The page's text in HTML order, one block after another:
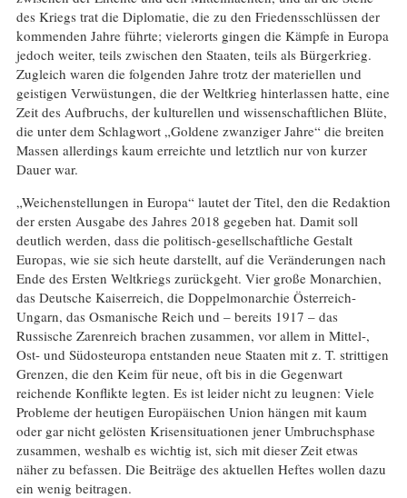
des Kriegs trat die Diplomatie, die zu den Friedensschlüssen der
kommenden Jahre führte; vielerorts gingen die Kämpfe in Europa
jedoch weiter, teils zwischen den Staaten, teils als Bürgerkrieg.
Zugleich waren die folgenden Jahre trotz der materiellen und
geistigen Verwüstungen, die der Weltkrieg hinterlassen hatte, eine
Zeit des Aufbruchs, der kulturellen und wissenschaftlichen Blüte,
die unter dem Schlagwort „Goldene zwanziger Jahre“ die breiten
Massen allerdings kaum erreichte und letztlich nur von kurzer
Dauer war.
„Weichenstellungen in Europa“ lautet der Titel, den die Redaktion
der ersten Ausgabe des Jahres 2018 gegeben hat. Damit soll
deutlich werden, dass die politisch-gesellschaftliche Gestalt
Europas, wie sie sich heute darstellt, auf die Veränderungen nach
Ende des Ersten Weltkriegs zurückgeht. Vier große Monarchien,
das Deutsche Kaiserreich, die Doppelmonarchie Österreich-
Ungarn, das Osmanische Reich und – bereits 1917 – das
Russische Zarenreich brachen zusammen, vor allem in Mittel-,
Ost- und Südosteuropa entstanden neue Staaten mit z. T. strittigen
Grenzen, die den Keim für neue, oft bis in die Gegenwart
reichende Konflikte legten. Es ist leider nicht zu leugnen: Viele
Probleme der heutigen Europäischen Union hängen mit kaum
oder gar nicht gelösten Krisensituationen jener Umbruchsphase
zusammen, weshalb es wichtig ist, sich mit dieser Zeit etwas
näher zu befassen. Die Beiträge des aktuellen Heftes wollen dazu
ein wenig beitragen.